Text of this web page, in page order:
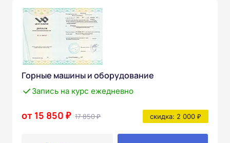
Горные машины и оборудование
Запись на курс ежедневно
от 15 850 ₽ 17 850 ₽ скидка: 2 000 ₽